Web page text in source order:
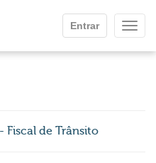
Entrar
Fiscal de Trânsito